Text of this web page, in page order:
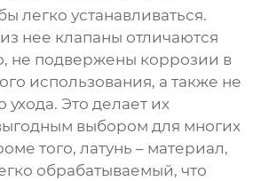
легко устанавливаться.
нее клапаны отличаются
не подвержены коррозии в
использования, а также не
ухода. Это делает их
выбором для многих
того, латунь – материал,
обрабатываемый, что